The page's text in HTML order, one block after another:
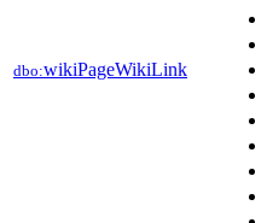
dbo:wikiPageWikiLink